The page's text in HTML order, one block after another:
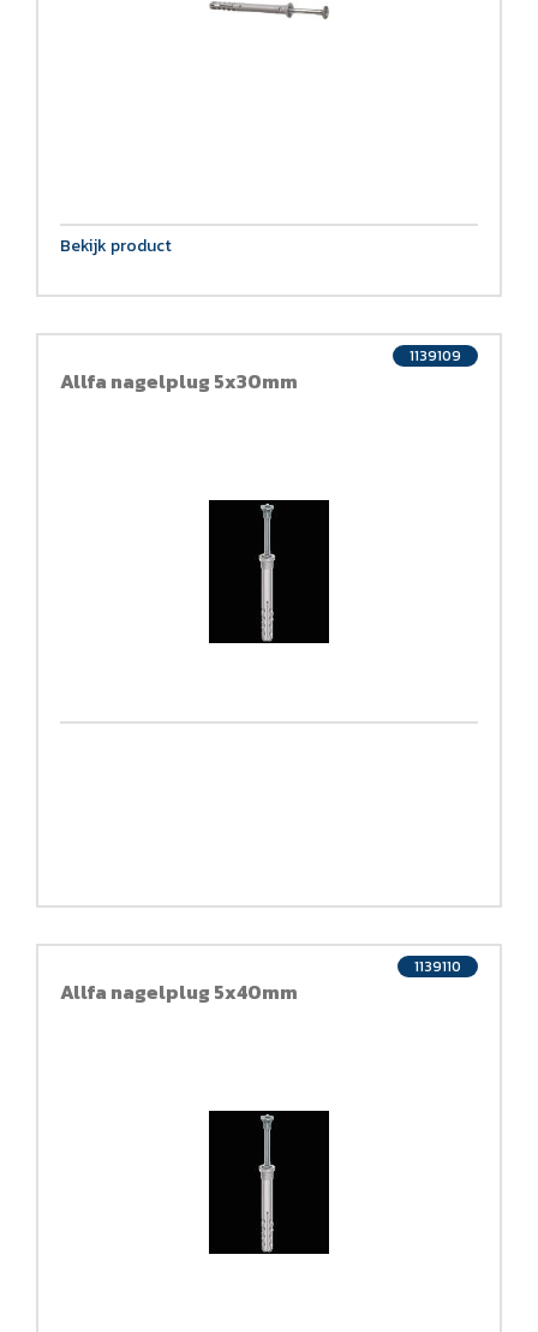
Bekijk product
Allfa nagelplug 5x30mm
1139109
Allfa nagelplug 5x40mm
1139110